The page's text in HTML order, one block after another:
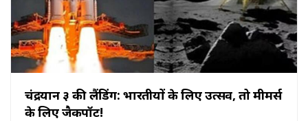
चंद्रयान ३ की लैंडिंग: भारतीयों के लिए उत्सव, तो मीमर्स
के लिए जैकपॉट!